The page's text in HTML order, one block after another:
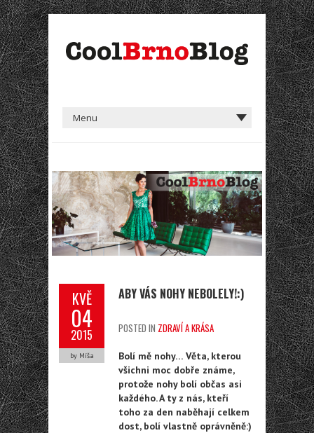
KVĚ
04
2015
by Míša
ABY VÁS NOHY NEBOLELY!:)
POSTED IN ZDRAVÍ A KRÁSA
Bolí mě nohy… Věta, kterou
všichni moc dobře známe,
protože nohy bolí občas asi
každého. A ty z nás, kteří
toho za den naběhají celkem
dost, bolí vlastně oprávněně:)